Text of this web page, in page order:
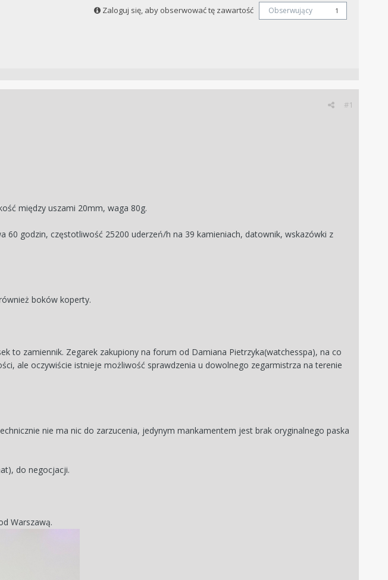
Zaloguj się, aby obserwować tę zawartość Obserwujący 1
#1
między uszami 20mm, waga 80g.
60 godzin, częstotliwość 25200 uderzeń/h na 39 kamieniach, datownik, wskazówki z
boków koperty.
to zamiennik. Zegarek zakupiony na forum od Damiana Pietrzyka(watchesspa), na co
ale oczywiście istnieje możliwość sprawdzenia u dowolnego zegarmistrza na terenie
nie ma nic do zarzucenia, jedynym mankamentem jest brak oryginalnego paska
do negocjacji.
Warszawą.